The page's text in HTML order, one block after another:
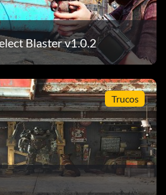
Blaster v1.0.2
Trucos